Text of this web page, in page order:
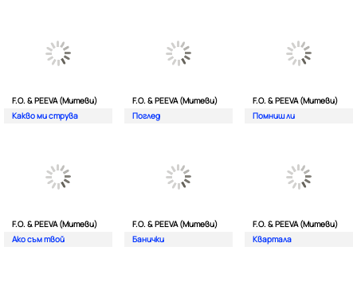
F.O. & PEEVA (Митеви)
Какво ми струва
F.O. & PEEVA (Митеви)
Поглед
F.O. & PEEVA (Митеви)
Помниш ли
F.O. & PEEVA (Митеви)
Ако съм твой
F.O. & PEEVA (Митеви)
Банички
F.O. & PEEVA (Митеви)
Квартала